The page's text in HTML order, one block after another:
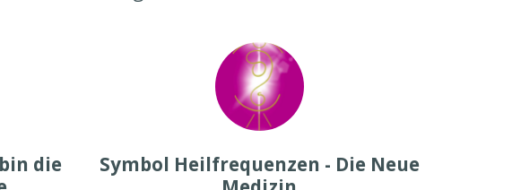
die
Symbol Heilfrequenzen - Die Neue